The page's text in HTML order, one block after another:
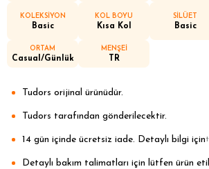
KOLEKSİYON
Basic
KOL BOYU
Kısa Kol
SİLÜET
Basic
ORTAM
Casual/Günlük
MENŞEİ
TR
Tudors orijinal ürünüdür.
Tudors tarafından gönderilecektir.
14 gün içinde ücretsiz iade. Detaylı bilgi için
Detaylı bakım talimatları için lütfen ürün